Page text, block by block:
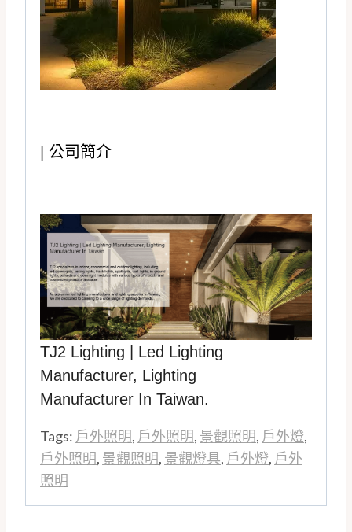
| 公司簡介
TJ2 Lighting | Led Lighting
Manufacturer, Lighting
Manufacturer In Taiwan.
Tags: 戶外照明, 戶外照明, 景觀照明, 戶外燈,
戶外照明, 景觀照明, 景觀燈具, 戶外燈, 戶外
照明